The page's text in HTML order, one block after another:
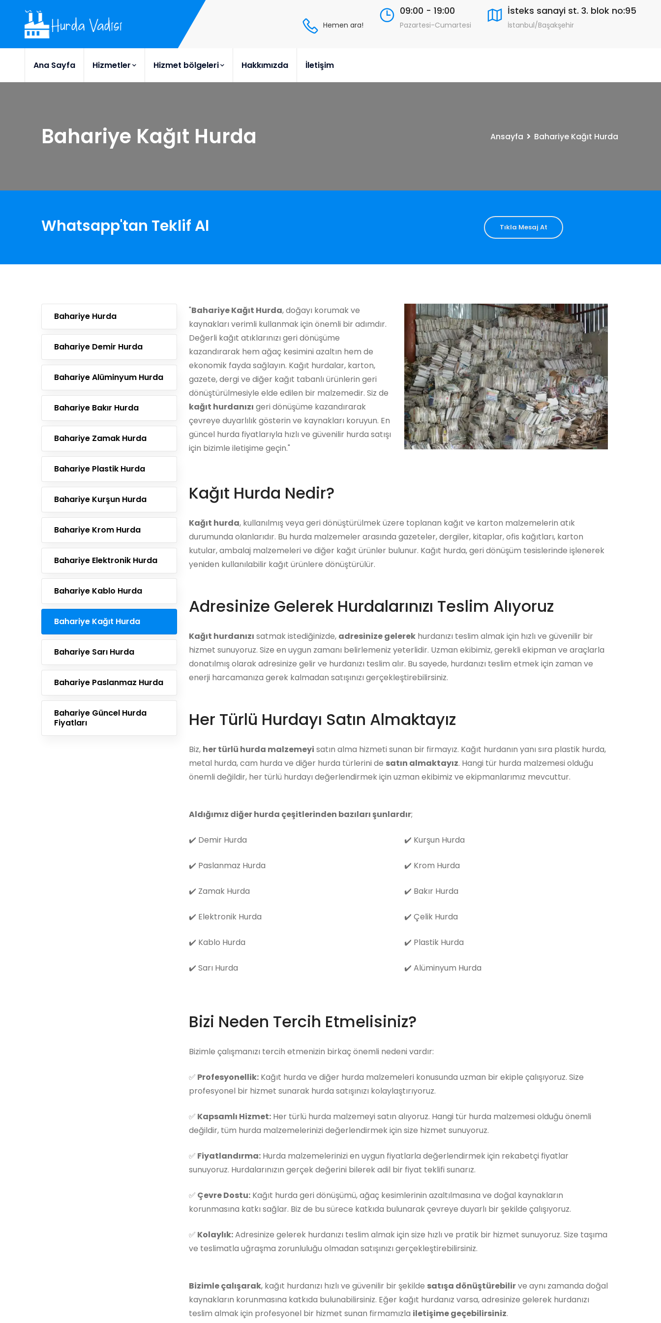
Hemen ara!
09:00 - 19:00
Pazartesi-Cumartesi
İsteks sanayi st. 3. blok no:95
İstanbul/Başakşehir
Ana Sayfa Hizmetler Hizmet bölgeleri Hakkımızda İletişim
Bahariye Kağıt Hurda Ansayfa Bahariye Kağıt Hurda
Whatsapp'tan Teklif Al Tıkla Mesaj At
Bahariye Hurda
Bahariye Demir Hurda
Bahariye Alüminyum Hurda
Bahariye Bakır Hurda
Bahariye Zamak Hurda
Bahariye Plastik Hurda
Bahariye Kurşun Hurda
Bahariye Krom Hurda
Bahariye Elektronik Hurda
Bahariye Kablo Hurda
Bahariye Kağıt Hurda
Bahariye Sarı Hurda
Bahariye Paslanmaz Hurda
Bahariye Güncel Hurda
Fiyatları
"Bahariye Kağıt Hurda, doğayı korumak ve
kaynakları verimli kullanmak için önemli bir adımdır.
Değerli kağıt atıklarınızı geri dönüşüme
kazandırarak hem ağaç kesimini azaltın hem de
ekonomik fayda sağlayın. Kağıt hurdalar, karton,
gazete, dergi ve diğer kağıt tabanlı ürünlerin geri
dönüştürülmesiyle elde edilen bir malzemedir. Siz de
kağıt hurdanızı geri dönüşüme kazandırarak
çevreye duyarlılık gösterin ve kaynakları koruyun. En
güncel hurda fiyatlarıyla hızlı ve güvenilir hurda satışı
için bizimle iletişime geçin."
Kağıt Hurda Nedir?
Kağıt hurda, kullanılmış veya geri dönüştürülmek üzere toplanan kağıt ve karton malzemelerin atık
durumunda olanlarıdır. Bu hurda malzemeler arasında gazeteler, dergiler, kitaplar, ofis kağıtları, karton
kutular, ambalaj malzemeleri ve diğer kağıt ürünler bulunur. Kağıt hurda, geri dönüşüm tesislerinde işlenerek
yeniden kullanılabilir kağıt ürünlere dönüştürülür.
Adresinize Gelerek Hurdalarınızı Teslim Alıyoruz
Kağıt hurdanızı satmak istediğinizde, adresinize gelerek hurdanızı teslim almak için hızlı ve güvenilir bir
hizmet sunuyoruz. Size en uygun zamanı belirlemeniz yeterlidir. Uzman ekibimiz, gerekli ekipman ve araçlarla
donatılmış olarak adresinize gelir ve hurdanızı teslim alır. Bu sayede, hurdanızı teslim etmek için zaman ve
enerji harcamanıza gerek kalmadan satışınızı gerçekleştirebilirsiniz.
Her Türlü Hurdayı Satın Almaktayız
Biz, her türlü hurda malzemeyi satın alma hizmeti sunan bir firmayız. Kağıt hurdanın yanı sıra plastik hurda,
metal hurda, cam hurda ve diğer hurda türlerini de satın almaktayız. Hangi tür hurda malzemesi olduğu
önemli değildir, her türlü hurdayı değerlendirmek için uzman ekibimiz ve ekipmanlarımız mevcuttur.
Aldığımız diğer hurda çeşitlerinden bazıları şunlardır;
✔️ Demir Hurda
✔️ Paslanmaz Hurda
✔️ Zamak Hurda
✔️ Elektronik Hurda
✔️ Kablo Hurda
✔️ Sarı Hurda
✔️ Kurşun Hurda
✔️ Krom Hurda
✔️ Bakır Hurda
✔️ Çelik Hurda
✔️ Plastik Hurda
✔️ Alüminyum Hurda
Bizi Neden Tercih Etmelisiniz?
Bizimle çalışmanızı tercih etmenizin birkaç önemli nedeni vardır:
✅ Profesyonellik: Kağıt hurda ve diğer hurda malzemeleri konusunda uzman bir ekiple çalışıyoruz. Size
profesyonel bir hizmet sunarak hurda satışınızı kolaylaştırıyoruz.
✅ Kapsamlı Hizmet: Her türlü hurda malzemeyi satın alıyoruz. Hangi tür hurda malzemesi olduğu önemli
değildir, tüm hurda malzemelerinizi değerlendirmek için size hizmet sunuyoruz.
✅ Fiyatlandırma: Hurda malzemelerinizi en uygun fiyatlarla değerlendirmek için rekabetçi fiyatlar
sunuyoruz. Hurdalarınızın gerçek değerini bilerek adil bir fiyat teklifi sunarız.
✅ Çevre Dostu: Kağıt hurda geri dönüşümü, ağaç kesimlerinin azaltılmasına ve doğal kaynakların
korunmasına katkı sağlar. Biz de bu sürece katkıda bulunarak çevreye duyarlı bir şekilde çalışıyoruz.
✅ Kolaylık:Adresinize gelerek hurdanızı teslim almak için size hızlı ve pratik bir hizmet sunuyoruz. Size taşıma
ve teslimatla uğraşma zorunluluğu olmadan satışınızı gerçekleştirebilirsiniz.
Bizimle çalışarak, kağıt hurdanızı hızlı ve güvenilir bir şekilde satışa dönüştürebilirve aynı zamanda doğal
kaynakların korunmasına katkıda bulunabilirsiniz. Eğer kağıt hurdanız varsa, adresinize gelerek hurdanızı
teslim almak için profesyonel bir hizmet sunan firmamızla iletişime geçebilirsiniz.